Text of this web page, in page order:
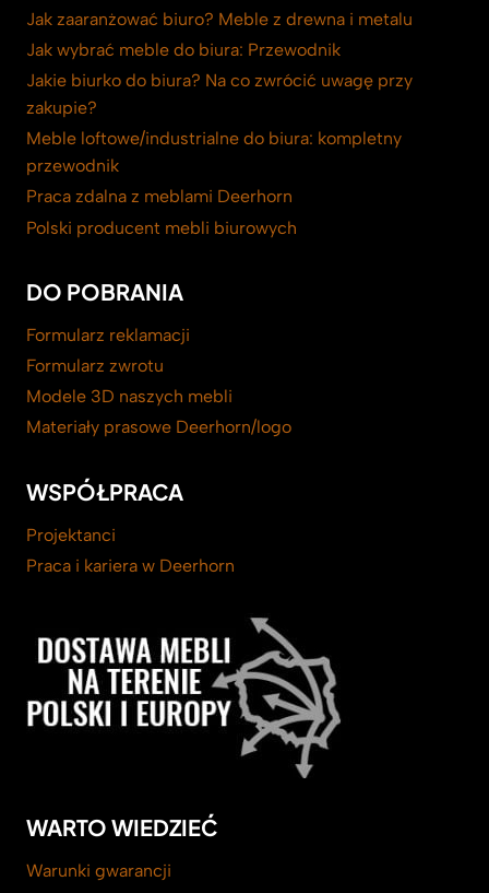
Jak zaaranżować biuro? Meble z drewna i metalu
Jak wybrać meble do biura: Przewodnik
Jakie biurko do biura? Na co zwrócić uwagę przy
zakupie?
Meble loftowe/industrialne do biura: kompletny
przewodnik
Praca zdalna z meblami Deerhorn
Polski producent mebli biurowych
DO POBRANIA
Formularz reklamacji
Formularz zwrotu
Modele 3D naszych mebli
Materiały prasowe Deerhorn/logo
WSPÓŁPRACA
Projektanci
Praca i kariera w Deerhorn
WARTO WIEDZIEĆ
Warunki gwarancji